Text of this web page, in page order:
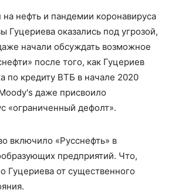
нефть и пандемии коронавируса
Гуцериева оказались под угрозой,
начали обсуждать возможное
после того, как Гуцериев
по кредиту ВТБ в начале 2020
даже присвоило
«ограниченный дефолт».
включило «Русснефть» в
предприятий. Что,
Гуцериева от существенного